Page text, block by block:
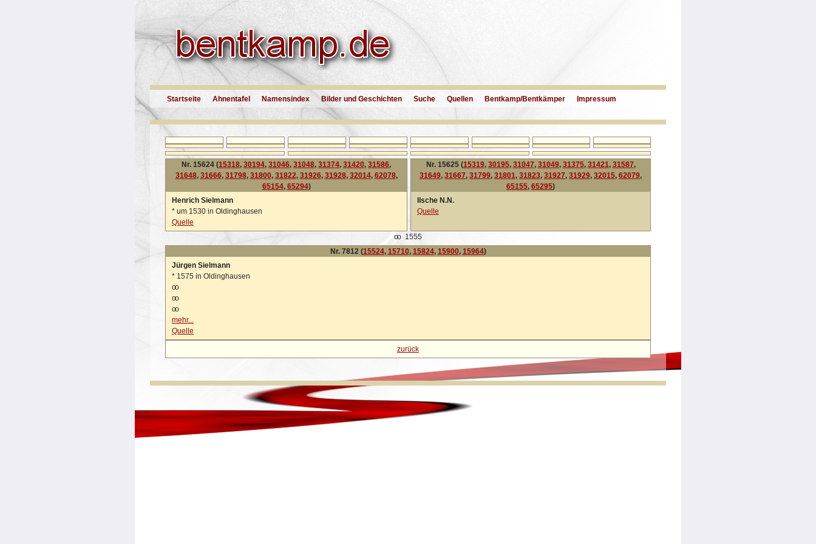
Startseite Ahnentafel Namensindex Bilder und Geschichten Suche Quellen Bentkamp/Bentkämper Impressum
Nr. 15624 (15318, 30194, 31046, 31048, 31374, 31420, 31586,
31648, 31666, 31798, 31800, 31822, 31926, 31928, 32014, 62078,
65154, 65294)
Henrich Sielmann
* um 1530 in Oldinghausen
Quelle
Nr. 15625 (15319, 30195, 31047, 31049, 31375, 31421, 31587,
31649, 31667, 31799, 31801, 31823, 31927, 31929, 32015, 62079,
65155, 65295)
Ilsche N.N.
Quelle
oo
1555
Nr. 7812 (15524, 15710, 15824, 15900, 15964)
Jürgen Sielmann
* 1575 in Oldinghausen
oo
oo
oo
mehr...
Quelle
zurück